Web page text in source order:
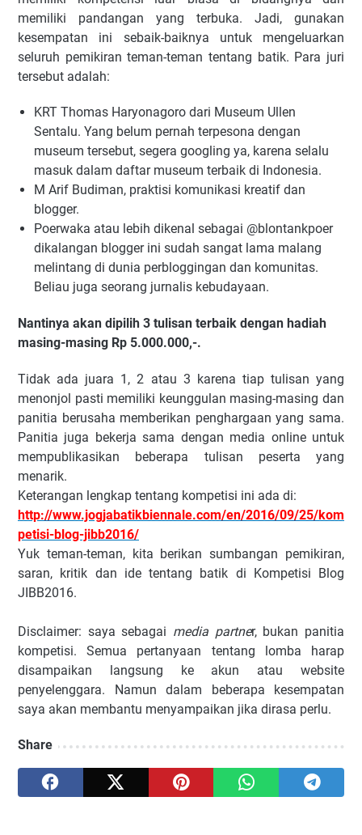
memiliki pandangan yang terbuka. Jadi, gunakan
kesempatan ini sebaik-baiknya untuk mengeluarkan
seluruh pemikiran teman-teman tentang batik. Para juri
tersebut adalah:
KRT Thomas Haryonagoro dari Museum Ullen
Sentalu. Yang belum pernah terpesona dengan
museum tersebut, segera googling ya, karena selalu
masuk dalam daftar museum terbaik di Indonesia.
M Arif Budiman, praktisi komunikasi kreatif dan
blogger.
Poerwaka atau lebih dikenal sebagai @blontankpoer
dikalangan blogger ini sudah sangat lama malang
melintang di dunia perbloggingan dan komunitas.
Beliau juga seorang jurnalis kebudayaan.
Nantinya akan dipilih 3 tulisan terbaik dengan hadiah
masing-masing Rp 5.000.000,-.
Tidak ada juara 1, 2 atau 3 karena tiap tulisan yang
menonjol pasti memiliki keunggulan masing-masing dan
panitia berusaha memberikan penghargaan yang sama.
Panitia juga bekerja sama dengan media online untuk
mempublikasikan beberapa tulisan peserta yang
menarik.
Keterangan lengkap tentang kompetisi ini ada di:
http://www.jogjabatikbiennale.com/en/2016/09/25/kom
petisi-blog-jibb2016/
Yuk teman-teman, kita berikan sumbangan pemikiran,
saran, kritik dan ide tentang batik di Kompetisi Blog
JIBB2016.
Disclaimer: saya sebagai media partner, bukan panitia
kompetisi. Semua pertanyaan tentang lomba harap
disampaikan langsung ke akun atau website
penyelenggara. Namun dalam beberapa kesempatan
saya akan membantu menyampaikan jika dirasa perlu.
Share